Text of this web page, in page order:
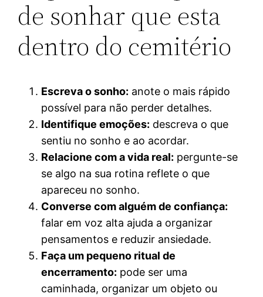
de sonhar que esta
dentro do cemitério
Escreva o sonho: anote o mais rápido
possível para não perder detalhes.
Identifique emoções: descreva o que
sentiu no sonho e ao acordar.
Relacione com a vida real: pergunte-se
se algo na sua rotina reflete o que
apareceu no sonho.
Converse com alguém de confiança:
falar em voz alta ajuda a organizar
pensamentos e reduzir ansiedade.
Faça um pequeno ritual de
encerramento: pode ser uma
caminhada, organizar um objeto ou